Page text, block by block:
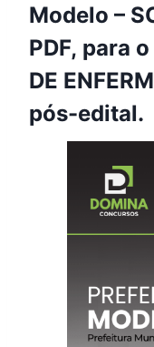
Modelo –
PDF, para
DE
pós-edital.